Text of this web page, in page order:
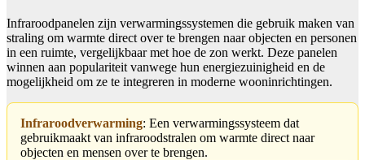
Infraroodpanelen zijn verwarmingssystemen die gebruik maken van
straling om warmte direct over te brengen naar objecten en personen
in een ruimte, vergelijkbaar met hoe de zon werkt. Deze panelen
winnen aan populariteit vanwege hun energiezuinigheid en de
mogelijkheid om ze te integreren in moderne wooninrichtingen.
Infraroodverwarming: Een verwarmingssysteem dat
gebruikmaakt van infraroodstralen om warmte direct naar
objecten en mensen over te brengen.